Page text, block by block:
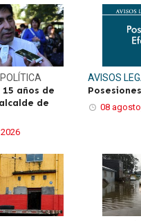
POLÍTICA
15 años de
de
AVISOS
08